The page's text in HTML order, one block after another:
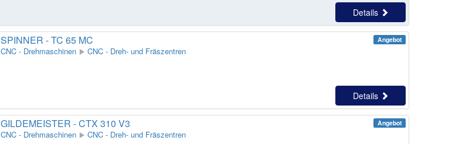
Details
Angebot
SPINNER - TC 65 MC
CNC - Drehmaschinen CNC - Dreh- und Fräszentren
Details
Angebot
GILDEMEISTER - CTX 310 V3
CNC - Drehmaschinen CNC - Dreh- und Fräszentren